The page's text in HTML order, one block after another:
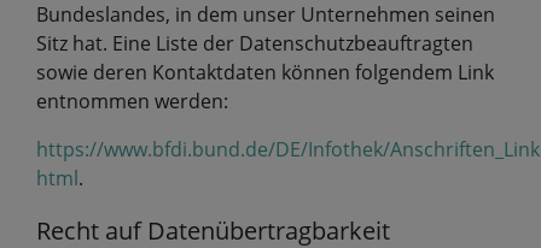
Bundeslandes, in dem unser Unternehmen seinen
Sitz hat. Eine Liste der Datenschutzbeauftragten
sowie deren Kontaktdaten können folgendem Link
entnommen werden:
https://www.bfdi.bund.de/DE/Infothek/
html.
Recht auf Datenübertragbarkeit